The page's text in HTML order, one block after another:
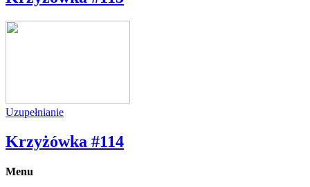
Uzupełnianie
Krzyżówka #114
Menu